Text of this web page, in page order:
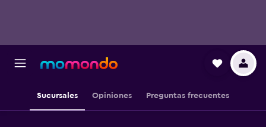
Sucursales Opiniones Preguntas frecuentes